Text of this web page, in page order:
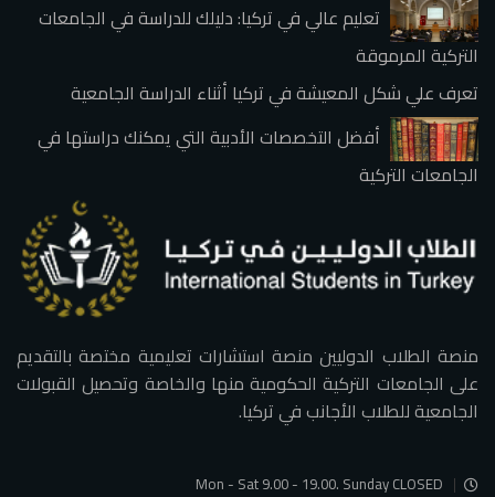
تعليم عالي في تركيا: دليلك للدراسة في الجامعات
التركية المرموقة
تعرف علي شكل المعيشة في تركيا أثناء الدراسة الجامعية
أفضل التخصصات الأدبية التي يمكنك دراستها في
الجامعات التركية
منصة الطلاب الدوليين منصة استشارات تعليمية مختصة بالتقديم
على الجامعات التركية الحكومية منها والخاصة وتحصيل القبولات
الجامعية للطلاب الأجانب في تركيا.
Mon - Sat 9.00 - 19.00. Sunday CLOSED